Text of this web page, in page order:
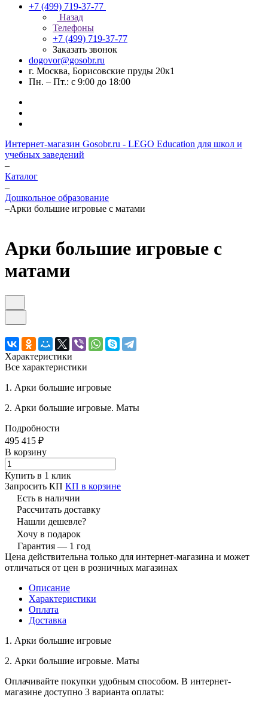
+7 (499) 719-37-77
Назад
Телефоны
+7 (499) 719-37-77
Заказать звонок
dogovor@gosobr.ru
г. Москва, Борисовские пруды 20к1
Пн. – Пт.: с 9:00 до 18:00
Интернет-магазин Gosobr.ru - LEGO Education для школ и
учебных заведений
–
Каталог
–
Дошкольное образование
–Арки большие игровые с матами
Арки большие игровые с
матами
Характеристики
Все характеристики
1. Арки большие игровые
2. Арки большие игровые. Маты
Подробности
495 415 ₽
В корзину
Купить в 1 клик
Запросить КП КП в корзине
Есть в наличии
Рассчитать доставку
Нашли дешевле?
Хочу в подарок
Гарантия — 1 год
Цена действительна только для интернет-магазина и может
отличаться от цен в розничных магазинах
Описание
Характеристики
Оплата
Доставка
1. Арки большие игровые
2. Арки большие игровые. Маты
Оплачивайте покупки удобным способом. В интернет-
магазине доступно 3 варианта оплаты: